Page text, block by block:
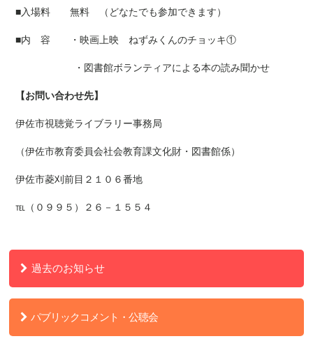
■入場料 無料 （どなたでも参加できます）
■内 容 ・映画上映 ねずみくんのチョッキ①
・図書館ボランティアによる本の読み聞かせ
【お問い合わせ先】
伊佐市視聴覚ライブラリー事務局
（伊佐市教育委員会社会教育課文化財・図書館係）
伊佐市菱刈前目２１０６番地
℡（０９９５）２６－１５５４
過去のお知らせ
パブリックコメント・公聴会